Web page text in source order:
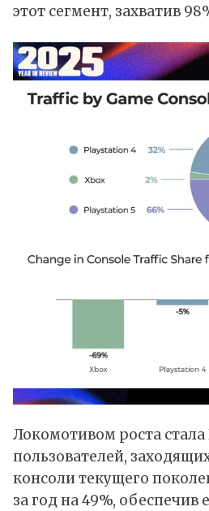
этот сегмент, захватив
Локомотивом роста стала
пользователей,
консоли текущего
за год на 49%, обеспечив